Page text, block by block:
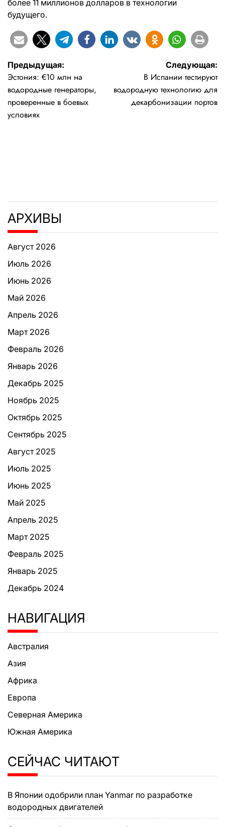
более 11 миллионов долларов в технологии
будущего.
Навигация
по
записям
Предыдущая:
Эстония: €10 млн на
водородные генераторы,
проверенные в боевых
условиях
Следующая:
В Испании тестируют
водородную технологию для
декарбонизации портов
АРХИВЫ
Август 2026
Июль 2026
Июнь 2026
Май 2026
Апрель 2026
Март 2026
Февраль 2026
Январь 2026
Декабрь 2025
Ноябрь 2025
Октябрь 2025
Сентябрь 2025
Август 2025
Июль 2025
Июнь 2025
Май 2025
Апрель 2025
Март 2025
Февраль 2025
Январь 2025
Декабрь 2024
НАВИГАЦИЯ
Австралия
Азия
Африка
Европа
Северная Америка
Южная Америка
СЕЙЧАС ЧИТАЮТ
В Японии одобрили план Yanmar по разработке
водородных двигателей